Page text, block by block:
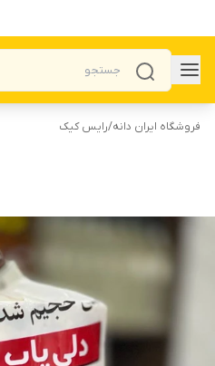
فروشگاه ایران دانه/رایس کیک